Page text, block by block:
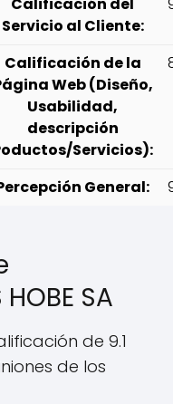
Servicio al Cliente:
Calificación de la
Web (Diseño,
Usabilidad,
descripción
Servicios):
General:
HOBE SA
de 9.1
de los